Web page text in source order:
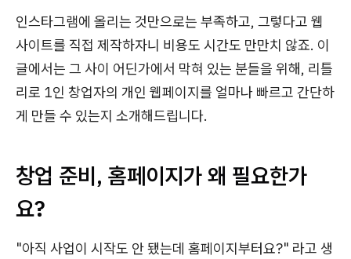
인스타그램에 올리는 것만으로는 부족하고, 그렇다고 웹
사이트를 직접 제작하자니 비용도 시간도 만만치 않죠. 이
글에서는 그 사이 어딘가에서 막혀 있는 분들을 위해, 리틀
리로 1인 창업자의 개인 웹페이지를 얼마나 빠르고 간단하
게 만들 수 있는지 소개해드립니다.
창업 준비, 홈페이지가 왜 필요한가
요?
"아직 사업이 시작도 안 됐는데 홈페이지부터요?" 라고 생